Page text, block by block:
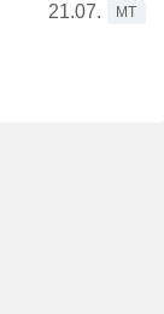
21.07.
MT